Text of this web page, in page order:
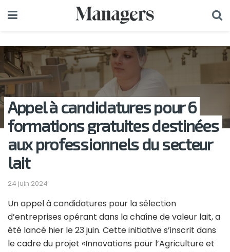
Appel à candidatures pour 6
formations gratuites destinées
aux professionnels du secteur
lait
24 juin 2024
Un appel à candidatures pour la sélection
d’entreprises opérant dans la chaîne de valeur lait, a
été lancé hier le 23 juin. Cette initiative s’inscrit dans
le cadre du projet «Innovations pour l’Agriculture et